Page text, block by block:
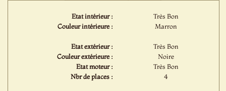
Etat intérieur :
Très Bon
Couleur intérieure :
Marron
Etat extérieur :
Très Bon
Couleur extérieure :
Noire
Etat moteur :
Très Bon
Nbr de places :
4